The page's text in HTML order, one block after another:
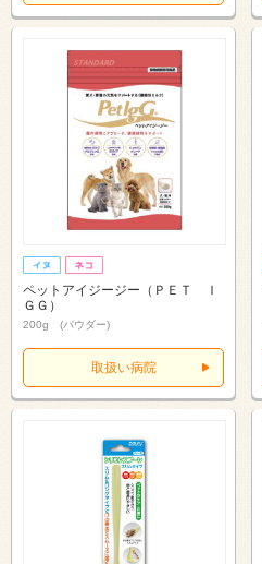
ペットアイジージー（ＰＥＴ Ｉ
ＧＧ）
200g (パウダー)
取扱い病院